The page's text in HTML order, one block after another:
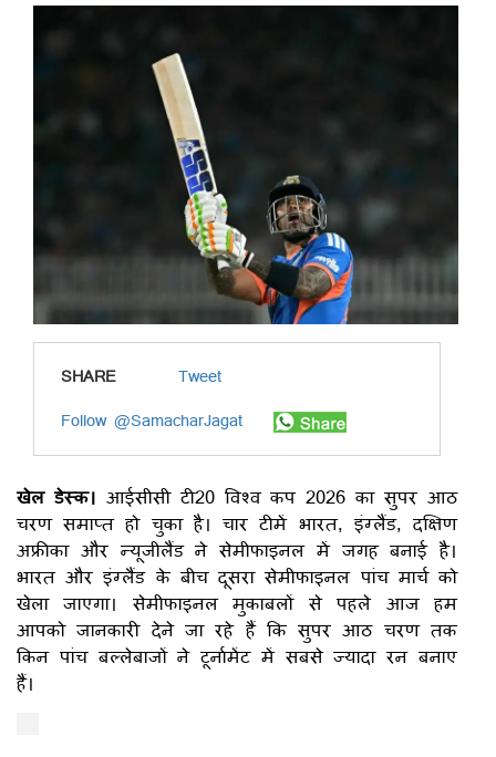
SHARE
Tweet
Follow @SamacharJagat
खेल डेस्क। आईसीसी टी20 विश्व कप 2026 का सुपर आठ
चरण समाप्त हो चुका है। चार टीमें भारत, इंग्लैंड, दक्षिण
अफ्रीका और न्यूजीलैंड ने सेमीफाइनल में जगह बनाई है।
भारत और इंग्लैंड के बीच दूसरा सेमीफाइनल पांच मार्च को
खेला जाएगा। सेमीफाइनल मुकाबलों से पहले आज हम
आपको जानकारी देने जा रहे हैं कि सुपर आठ चरण तक
किन पांच बल्लेबाजों ने टूर्नामेंट में सबसे ज्यादा रन बनाए
हैं।